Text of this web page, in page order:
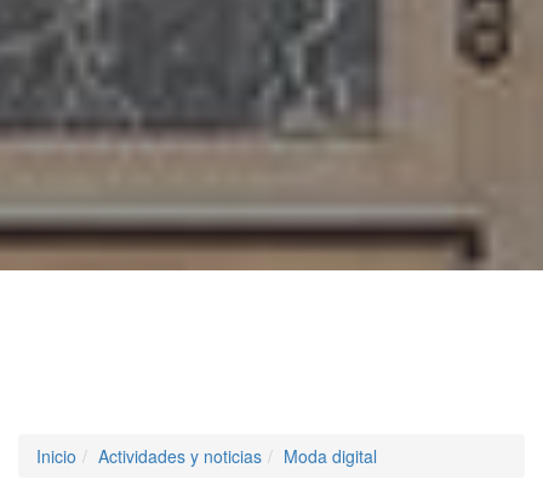
Inicio Actividades y noticias Moda digital